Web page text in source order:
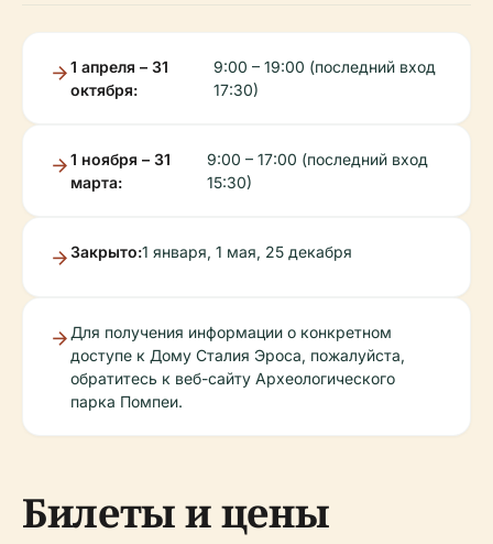
1 апреля – 31
октября:
9:00 – 19:00 (последний вход
17:30)
1 ноября – 31
марта:
9:00 – 17:00 (последний вход
15:30)
Закрыто:1 января, 1 мая, 25 декабря
Для получения информации о конкретном
доступе к Дому Сталия Эроса, пожалуйста,
обратитесь к веб-сайту Археологического
парка Помпеи.
Билеты и цены